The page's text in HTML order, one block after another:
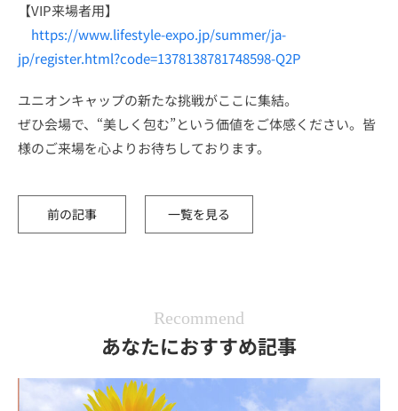
【VIP来場者用】
https://www.lifestyle-expo.jp/summer/ja-
jp/register.html?code=1378138781748598-Q2P
ユニオンキャップの新たな挑戦がここに集結。
ぜひ会場で、“美しく包む”という価値をご体感ください。皆
様のご来場を心よりお待ちしております。
前の記事 一覧を見る
Recommend
あなたにおすすめ記事